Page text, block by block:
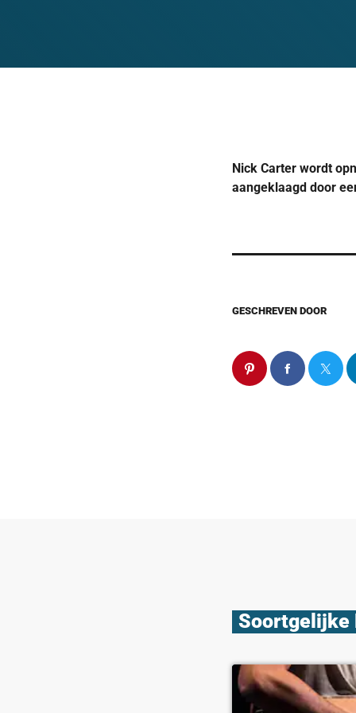
Nick Carter wordt
aangeklaagd door
GESCHREVEN DOOR
Soortgelijke